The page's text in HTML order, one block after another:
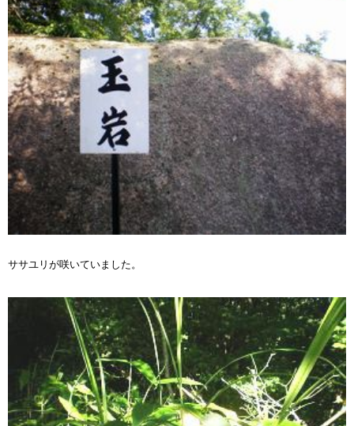
ササユリが咲いていました。